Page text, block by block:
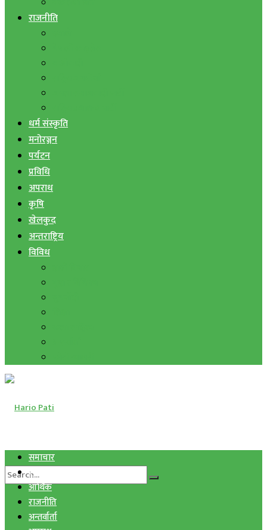
राजनीति
धर्म संस्कृति
मनोरञ्जन
पर्यटन
प्रविधि
अपराध
कृषि
खेलकुद
अन्तराष्ट्रिय
विविध
समाचार
स्वास्थ्य
आर्थिक
राजनीति
अन्तर्वार्ता